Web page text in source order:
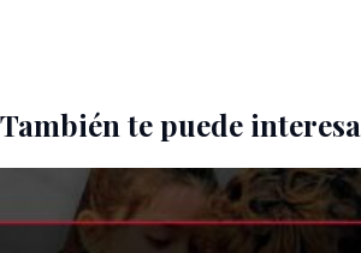
También te puede